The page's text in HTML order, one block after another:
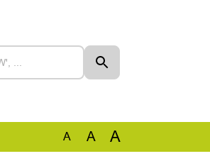
A A A